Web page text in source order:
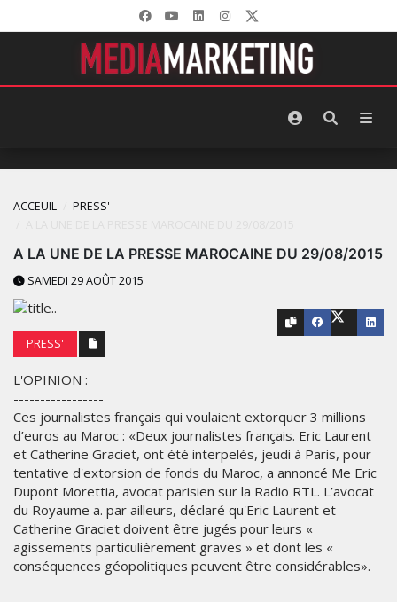
ACCEUIL
PRESS'
A LA UNE‬ DE LA PRESSE‬ ‪MAROCAINE‬ DU 29/08/2015
SAMEDI 29 AOÛT 2015
PRESS'
L'OPINION :
-----------------
Ces journalistes français qui voulaient extorquer 3 millions
d’euros au Maroc : «Deux journalistes français. Eric Laurent
et Catherine Graciet, ont été interpelés, jeudi à Paris, pour
tentative d'extorsion de fonds du Maroc, a annoncé Me Eric
Dupont Morettia, avocat parisien sur la Radio RTL. L’avocat
du Royaume a. par ailleurs, déclaré qu'Eric Laurent et
Catherine Graciet doivent être jugés pour leurs «
agissements particulièrement graves » et dont les «
conséquences géopolitiques peuvent être considérables».